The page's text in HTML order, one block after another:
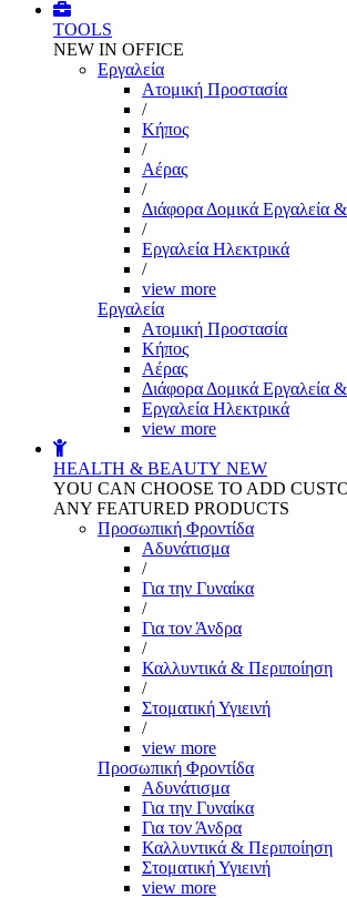
TOOLS
NEW IN OFFICE
Εργαλεία
Aτομική Προστασία
/
Kήπος
/
Αέρας
/
Διάφορα Δομικά Εργαλεία
/
Εργαλεία Ηλεκτρικά
/
view more
Εργαλεία
Aτομική Προστασία
Kήπος
Αέρας
Διάφορα Δομικά Εργαλεία
Εργαλεία Ηλεκτρικά
view more
HEALTH & BEAUTY NEW
YOU CAN CHOOSE TO ADD
ANY FEATURED PRODUCTS
Προσωπική Φροντίδα
Αδυνάτισμα
/
Για την Γυναίκα
/
Για τον Άνδρα
/
Καλλυντικά & Περιποίηση
/
Στοματική Υγιεινή
/
view more
Προσωπική Φροντίδα
Αδυνάτισμα
Για την Γυναίκα
Για τον Άνδρα
Καλλυντικά & Περιποίηση
Στοματική Υγιεινή
view more